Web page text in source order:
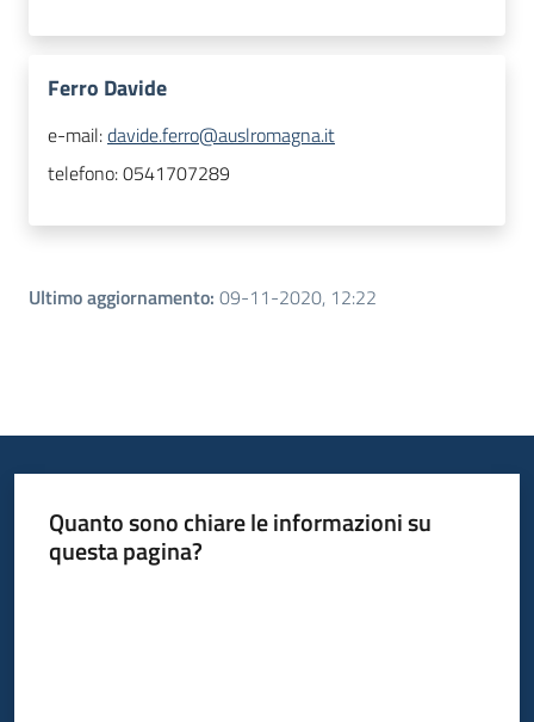
Ferro Davide
e-mail:davide.ferro@auslromagna.it
telefono:0541707289
Ultimo aggiornamento: 09-11-2020, 12:22
Quanto sono chiare le informazioni su
questa pagina?